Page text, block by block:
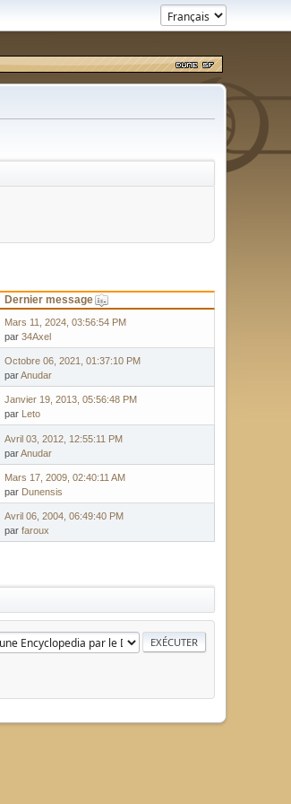
Dernier message
Mars 11, 2024, 03:56:54 PM
par 34Axel
Octobre 06, 2021, 01:37:10 PM
parAnudar
Janvier 19, 2013, 05:56:48 PM
par
Leto
Avril 03, 2012, 12:55:11 PM
parAnudar
Mars 17, 2009, 02:40:11 AM
par Dunensis
Avril 06, 2004, 06:49:40 PM
par faroux